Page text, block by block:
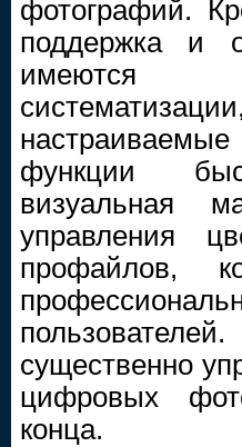
фотографий.
поддержка и
имеются
функции
визуальная
управления
профайлов,
существенно
цифровых
конца.